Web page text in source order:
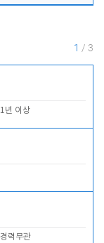
1 / 3
1년 이상
경력무관